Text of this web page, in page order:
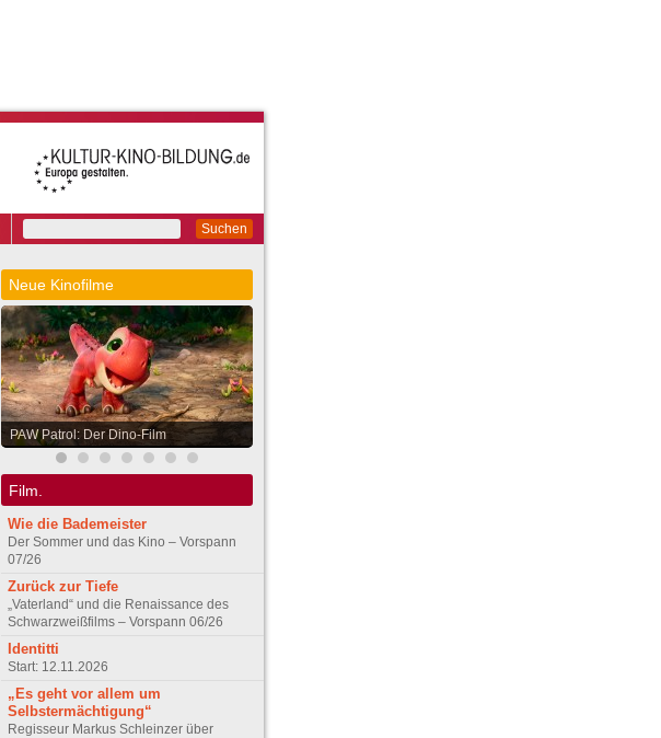
Suchen
Neue Kinofilme
PAW Patrol: Der Dino-Film
Film.
Wie die Bademeister
Der Sommer und das Kino – Vorspann
07/26
Zurück zur Tiefe
„Vaterland“ und die Renaissance des
Schwarzweißfilms – Vorspann 06/26
Identitti
Start: 12.11.2026
„Es geht vor allem um
Selbstermächtigung“
Regisseur Markus Schleinzer über